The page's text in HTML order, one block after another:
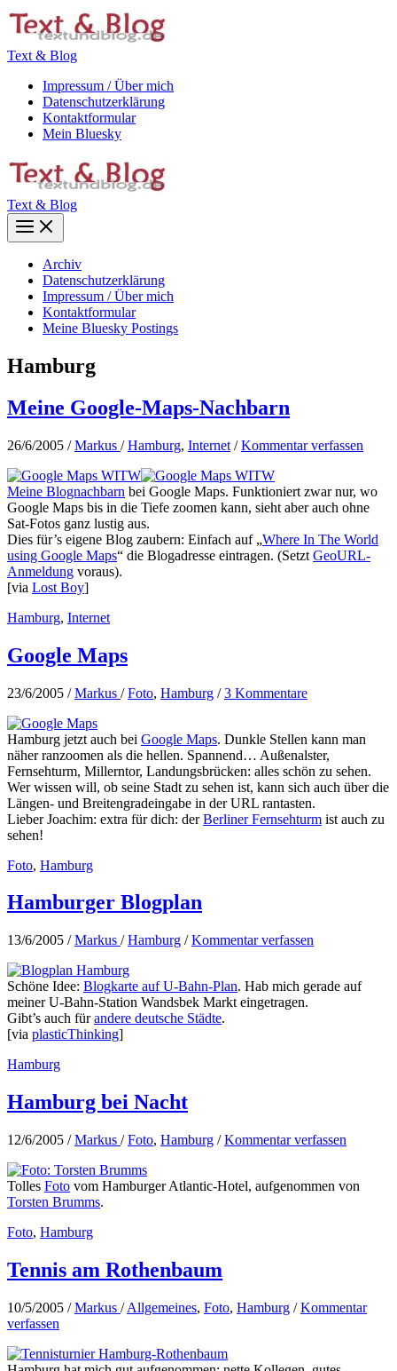
Zum
Inhalt
Text & Blog
Impressum / Über mich
Datenschutzerklärung
Kontaktformular
Mein Bluesky
Text & Blog
Main
Menu
Archiv
Datenschutzerklärung
Impressum / Über mich
Kontaktformular
Meine Bluesky Postings
Hamburg
Meine Google-Maps-Nachbarn
26/6/2005 /Markus /Hamburg, Internet /Kommentar verfassen
Meine Blognachbarn bei Google Maps. Funktioniert zwar nur, wo
Google Maps bis in die Tiefe zoomen kann, sieht aber auch ohne
Sat-Fotos ganz lustig aus.
Dies für’s eigene Blog zaubern: Einfach auf „Where In The World
using Google Maps“ die Blogadresse eintragen. (Setzt GeoURL-
Anmeldung voraus).
[via Lost Boy]
Hamburg, Internet
Google Maps
23/6/2005 /Markus /Foto, Hamburg /3 Kommentare
Hamburg jetzt auch bei Google Maps. Dunkle Stellen kann man
näher ranzoomen als die hellen. Spannend… Außenalster,
Fernsehturm, Millerntor, Landungsbrücken: alles schön zu sehen.
Wer wissen will, ob seine Stadt zu sehen ist, kann sich auch über die
Längen- und Breitengradeingabe in der URL rantasten.
Lieber Joachim: extra für dich: derBerliner Fernsehturm ist auch zu
sehen!
Foto, Hamburg
Hamburger Blogplan
13/6/2005 /Markus /Hamburg /Kommentar verfassen
Schöne Idee: Blogkarte auf U-Bahn-Plan. Hab mich gerade auf
meiner U-Bahn-Station Wandsbek Markt eingetragen.
Gibt’s auch fürandere deutsche Städte.
[via plasticThinking]
Hamburg
Hamburg bei Nacht
12/6/2005 /Markus /Foto, Hamburg /Kommentar verfassen
Tolles Foto vom Hamburger Atlantic-Hotel, aufgenommen von
Torsten Brumms.
Foto, Hamburg
Tennis am Rothenbaum
10/5/2005 /Markus /Allgemeines, Foto, Hamburg /Kommentar
verfassen